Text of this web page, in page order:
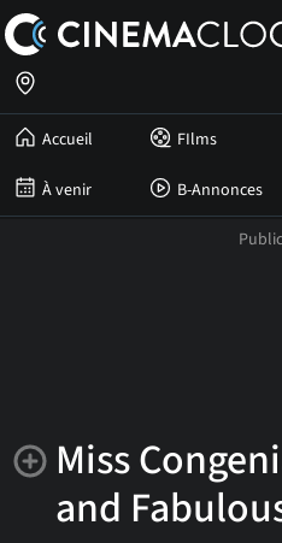
Accueil FIlms
À venir B-Annonces
Miss
and